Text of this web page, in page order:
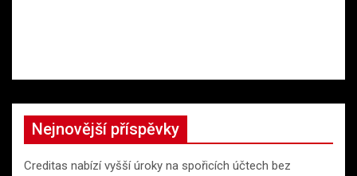
Nejnovější příspěvky
Creditas nabízí vyšší úroky na spořicích účtech bez